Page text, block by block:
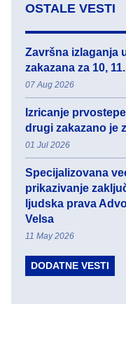
OSTALE VESTI
Završna izlaganja
zakazana za 10,
07 Aug 2026
Izricanje
drugi zakazano je
01 Jul 2026
Specijalizovana
prikazivanje
ljudska prava
Velsa
11 May 2026
DODATNE VESTI